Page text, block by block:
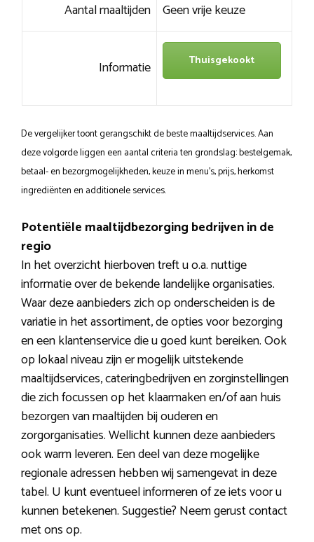
Aantal maaltijden Geen vrije keuze
Informatie Thuisgekookt
De vergelijker toont gerangschikt de beste maaltijdservices. Aan
deze volgorde liggen een aantal criteria ten grondslag: bestelgemak,
betaal- en bezorgmogelijkheden, keuze in menu’s, prijs, herkomst
ingrediënten en additionele services.
Potentiële maaltijdbezorging bedrijven in de
regio
In het overzicht hierboven treft u o.a. nuttige
informatie over de bekende landelijke organisaties.
Waar deze aanbieders zich op onderscheiden is de
variatie in het assortiment, de opties voor bezorging
en een klantenservice die u goed kunt bereiken. Ook
op lokaal niveau zijn er mogelijk uitstekende
maaltijdservices, cateringbedrijven en zorginstellingen
die zich focussen op het klaarmaken en/of aan huis
bezorgen van maaltijden bij ouderen en
zorgorganisaties. Wellicht kunnen deze aanbieders
ook warm leveren. Een deel van deze mogelijke
regionale adressen hebben wij samengevat in deze
tabel. U kunt eventueel informeren of ze iets voor u
kunnen betekenen. Suggestie? Neem gerust contact
met ons op.